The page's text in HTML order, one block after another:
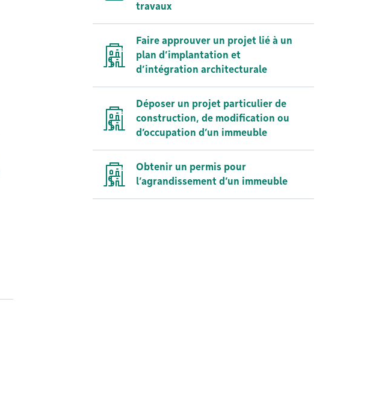
travaux
Faire approuver un projet lié à un
plan d’implantation et
d’intégration architecturale
Déposer un projet particulier de
construction, de modification ou
d’occupation d’un immeuble
Obtenir un permis pour
l’agrandissement d’un immeuble